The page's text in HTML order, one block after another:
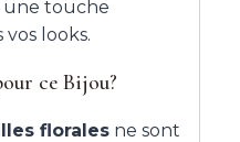
touche
looks.
ce Bijou?
florales ne sont